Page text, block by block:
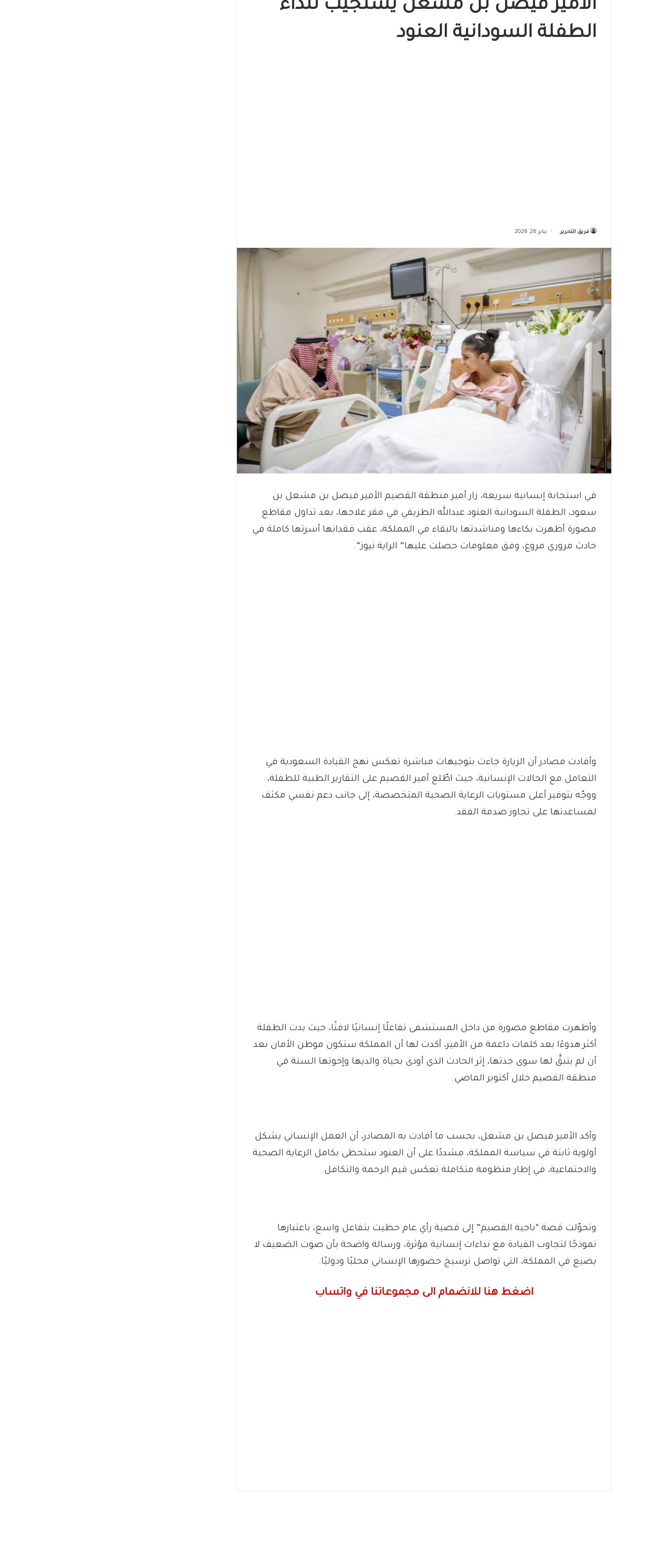
الأمير فيصل بن مشعل يستجيب لنداء
الطفلة السودانية العنود
فريق التحرير يناير 26, 2026
في استجابة إنسانية سريعة، زار أمير منطقة القصيم الأمير فيصل بن مشعل بن
سعود، الطفلة السودانية العنود عبدالله الطريفي في مقر علاجها، بعد تداول مقاطع
مصورة أظهرت بكاءها ومناشدتها بالبقاء في المملكة، عقب فقدانها أسرتها كاملة في
حادث مروري مروع، وفق معلومات حصلت عليها” الراية نيوز”.
وأفادت مصادر أن الزيارة جاءت بتوجيهات مباشرة تعكس نهج القيادة السعودية في
التعامل مع الحالات الإنسانية، حيث اطّلع أمير القصيم على التقارير الطبية للطفلة،
ووجّه بتوفير أعلى مستويات الرعاية الصحية المتخصصة، إلى جانب دعم نفسي مكثف
لمساعدتها على تجاوز صدمة الفقد.
وأظهرت مقاطع مصورة من داخل المستشفى تفاعلًا إنسانيًا لافتًا، حيث بدت الطفلة
أكثر هدوءًا بعد كلمات داعمة من الأمير، أكدت لها أن المملكة ستكون موطن الأمان بعد
أن لم يتبقَّ لها سوى جدتها، إثر الحادث الذي أودى بحياة والديها وإخوتها الستة في
منطقة القصيم خلال أكتوبر الماضي.
وأكد الأمير فيصل بن مشعل، بحسب ما أفادت به المصادر، أن العمل الإنساني يشكل
أولوية ثابتة في سياسة المملكة، مشددًا على أن العنود ستحظى بكامل الرعاية الصحية
والاجتماعية، في إطار منظومة متكاملة تعكس قيم الرحمة والتكافل.
وتحوّلت قصة “ناجية القصيم” إلى قضية رأي عام حظيت بتفاعل واسع، باعتبارها
نموذجًا لتجاوب القيادة مع نداءات إنسانية مؤثرة، ورسالة واضحة بأن صوت الضعيف لا
يضيع في المملكة، التي تواصل ترسيخ حضورها الإنساني محليًا ودوليًا.
اضغط هنا للانضمام الى مجموعاتنا في واتساب